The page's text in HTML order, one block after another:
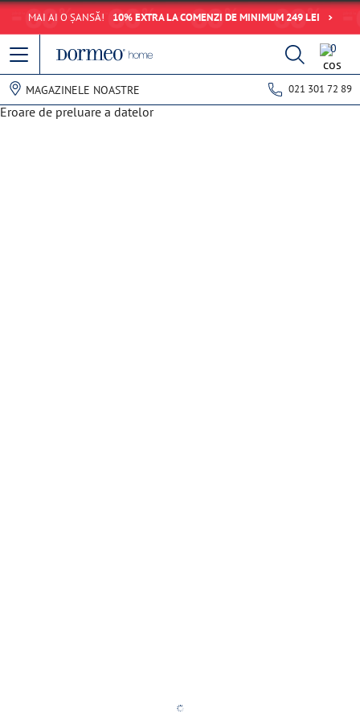
MAI AI O ȘANSĂ! 10% EXTRA LA COMENZI DE MINIMUM 249 LEI
0
MAGAZINELE NOASTRE 021 301 72 89
Eroare de preluare a datelor